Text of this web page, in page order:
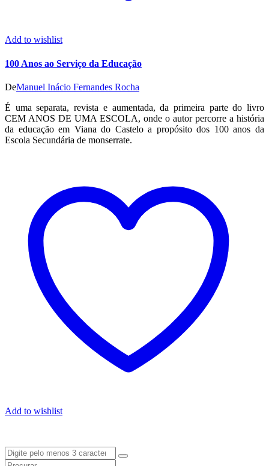
Add to wishlist
100 Anos ao Serviço da Educação
DeManuel Inácio Fernandes Rocha
É uma separata, revista e aumentada, da primeira parte do livro
CEM ANOS DE UMA ESCOLA, onde o autor percorre a história
da educação em Viana do Castelo a propósito dos 100 anos da
Escola Secundária de monserrate.
Add to wishlist